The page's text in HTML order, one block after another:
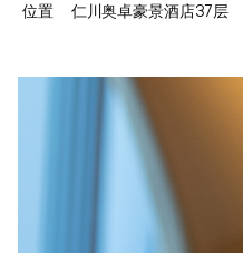
位置 仁川奥卓豪景酒店37层